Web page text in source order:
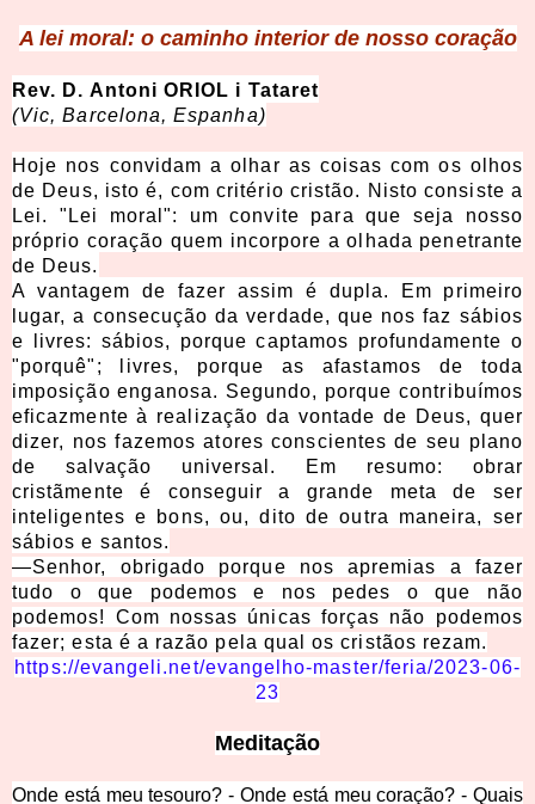
A lei moral: o caminho interior de nosso coração
Rev. D. Antoni ORIOL i Tataret
(Vic, Barcelona, Espanha)
Hoje nos convidam a olhar as coisas com os olhos
de Deus, isto é, com critério cristão. Nisto consiste a
Lei. "Lei moral": um convite para que seja nosso
próprio coração quem incorpore a olhada penetrante
de Deus.
A vantagem de fazer assim é dupla. Em primeiro
lugar, a consecução da verdade, que nos faz sábios
e livres: sábios, porque captamos profundamente o
"porquê"; livres, porque as afastamos de toda
imposição enganosa. Segundo, porque contribuímos
eficazmente à realização da vontade de Deus, quer
dizer, nos fazemos atores conscientes de seu plano
de salvação universal. Em resumo: obrar
cristãmente é conseguir a grande meta de ser
inteligentes e bons, ou, dito de outra maneira, ser
sábios e santos.
—Senhor, obrigado porque nos apremias a fazer
tudo o que podemos e nos pedes o que não
podemos! Com nossas únicas forças não podemos
fazer; esta é a razão pela qual os cristãos rezam.
https://evangeli.net/evangelho-master/feria/2023-06-
23
Meditação
Onde está meu tesouro? - Onde está meu coração? - Quais